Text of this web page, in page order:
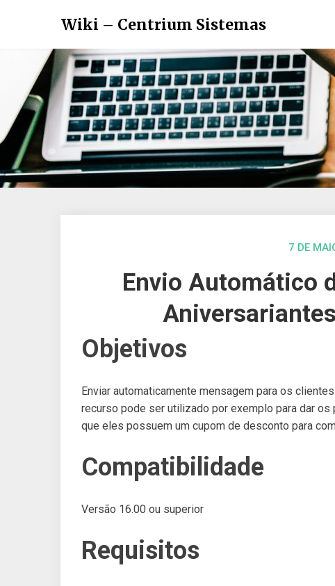
Wiki – Centrium Sistemas
7 DE
Envio Automático
Objetivos
Enviar automaticamente mensagem para os
recurso pode ser utilizado por exemplo para dar
que eles possuem um cupom de desconto para
Compatibilidade
Versão 16.00 ou superior
Requisitos